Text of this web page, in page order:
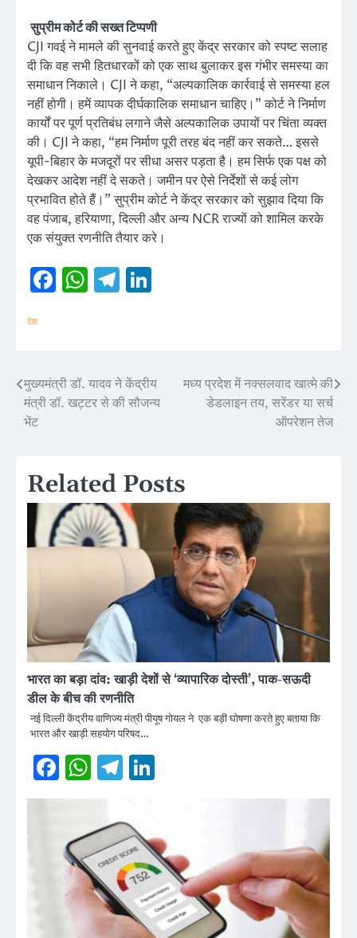
सुप्रीम कोर्ट की सख्त टिप्पणी
CJI गवई ने मामले की सुनवाई करते हुए केंद्र सरकार को स्पष्ट सलाह
दी कि वह सभी हितधारकों को एक साथ बुलाकर इस गंभीर समस्या का
समाधान निकाले। CJI ने कहा, “अल्पकालिक कार्रवाई से समस्या हल
नहीं होगी। हमें व्यापक दीर्घकालिक समाधान चाहिए।” कोर्ट ने निर्माण
कार्यों पर पूर्ण प्रतिबंध लगाने जैसे अल्पकालिक उपायों पर चिंता व्यक्त
की। CJI ने कहा, “हम निर्माण पूरी तरह बंद नहीं कर सकते… इससे
यूपी-बिहार के मजदूरों पर सीधा असर पड़ता है। हम सिर्फ एक पक्ष को
देखकर आदेश नहीं दे सकते। जमीन पर ऐसे निर्देशों से कई लोग
प्रभावित होते हैं।” सुप्रीम कोर्ट ने केंद्र सरकार को सुझाव दिया कि
वह पंजाब, हरियाणा, दिल्ली और अन्य NCR राज्यों को शामिल करके
एक संयुक्त रणनीति तैयार करे।
Facebook
WhatsApp
Telegram
देश
Post
navigation
मुख्यमंत्री डॉ. यादव ने केंद्रीय
मंत्री डॉ. खट्टर से की सौजन्य
भेंट
मध्य प्रदेश में नक्सलवाद खात्मे की
डेडलाइन तय, सरेंडर या सर्च
ऑपरेशन तेज
Related Posts
भारत का बड़ा दांव: खाड़ी देशों से ‘व्यापारिक दोस्ती’, पाक-सऊदी
डील के बीच की रणनीति
नई दिल्ली केंद्रीय वाणिज्य मंत्री पीयूष गोयल ने एक बड़ी घोषणा करते हुए बताया कि
भारत और खाड़ी सहयोग परिषद…
Facebook
WhatsApp
Telegram